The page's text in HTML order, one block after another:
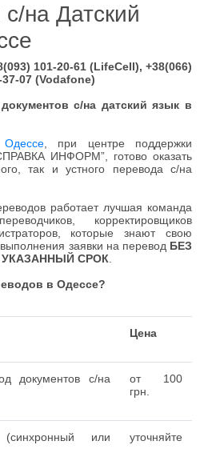
на Датский
101-20-61 (LifeCell), +38(066)
37-07 (Vodafone)
с/на датский язык в
, при центре поддержки
ИНФОРМ”, готово оказать
так и устного перевода с/на
работает лучшая команда
корректировщиков
которые знают свою
заявки на перевод БЕЗ
СРОК
в Одессе?
Цена
документов с/на
от 100
грн.
или
уточняйте